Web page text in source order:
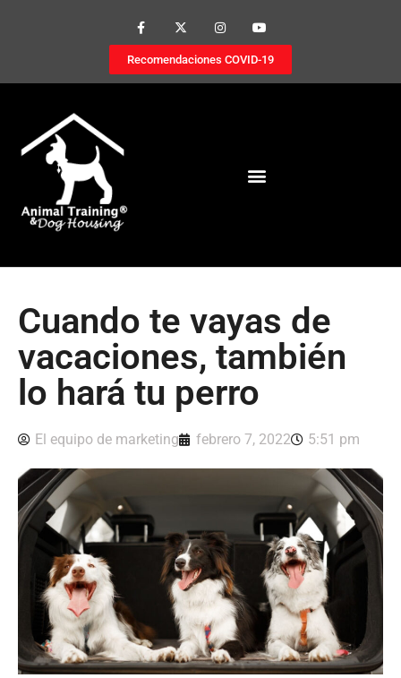
Recomendaciones COVID-19
Cuando te vayas de
vacaciones, también
lo hará tu perro
El equipo de marketing febrero 7, 2022 5:51 pm